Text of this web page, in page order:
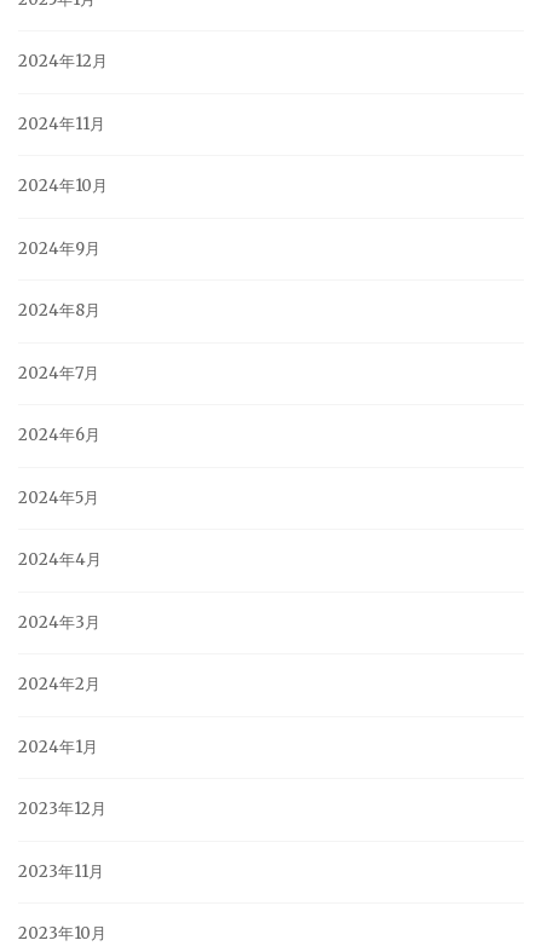
2024年12月
2024年11月
2024年10月
2024年9月
2024年8月
2024年7月
2024年6月
2024年5月
2024年4月
2024年3月
2024年2月
2024年1月
2023年12月
2023年11月
2023年10月